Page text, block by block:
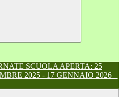
SCUOLA APERTA: 25
2025 - 17 GENNAIO 2026